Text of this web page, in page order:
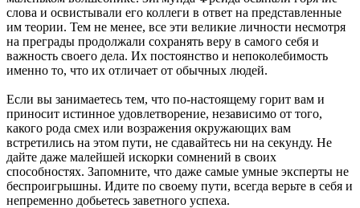
слова и освистывали его коллеги в ответ на представленные
им теории. Тем не менее, все эти великие личности несмотря
на преграды продолжали сохранять веру в самого себя и
важность своего дела. Их постоянство и непоколебимость
именно то, что их отличает от обычных людей.
Если вы занимаетесь тем, что по-настоящему горит вам и
приносит истинное удовлетворение, независимо от того,
какого рода смех или возражения окружающих вам
встретились на этом пути, не сдавайтесь ни на секунду. Не
дайте даже малейшей искорки сомнений в своих
способностях. Запомните, что даже самые умные эксперты не
беспроигрышны. Идите по своему пути, всегда верьте в себя и
непременно добьетесь заветного успеха.